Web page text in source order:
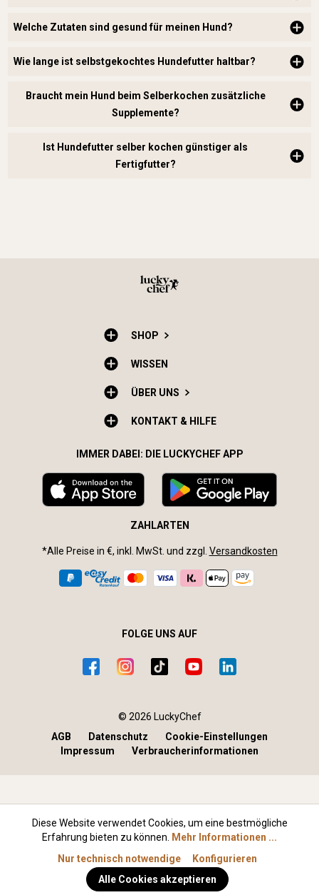
Welche Zutaten sind gesund für meinen Hund?
Wie lange ist selbstgekochtes Hundefutter haltbar?
Braucht mein Hund beim Selberkochen zusätzliche
Supplemente?
Ist Hundefutter selber kochen günstiger als
Fertigfutter?
SHOP
WISSEN
ÜBER UNS
KONTAKT & HILFE
IMMER DABEI: DIE LUCKYCHEF APP
ZAHLARTEN
*Alle Preise in €, inkl. MwSt. und zzgl. Versandkosten
FOLGE UNS AUF
© 2026 LuckyChef
AGB
Datenschutz
Cookie-Einstellungen
Impressum
Verbraucherinformationen
Diese Website verwendet Cookies, um eine bestmögliche
Erfahrung bieten zu können.
Mehr Informationen ...
Nur technisch notwendige
Konfigurieren
Alle Cookies akzeptieren